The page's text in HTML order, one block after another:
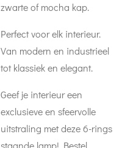
zwarte of mocha kap.
Perfect voor elk interieur.
Van modern en industrieel
tot klassiek en elegant.
Geef je interieur een
exclusieve en sfeervolle
uitstraling met deze 6-rings
staande lamp! Bestel